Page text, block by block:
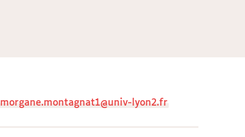
morgane.montagnat1@univ-lyon2.fr